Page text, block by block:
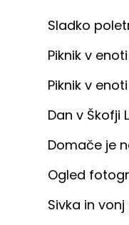
Sladko
Piknik v
Piknik v
Dan v Škofji
Domače je
Ogled
Sivka in